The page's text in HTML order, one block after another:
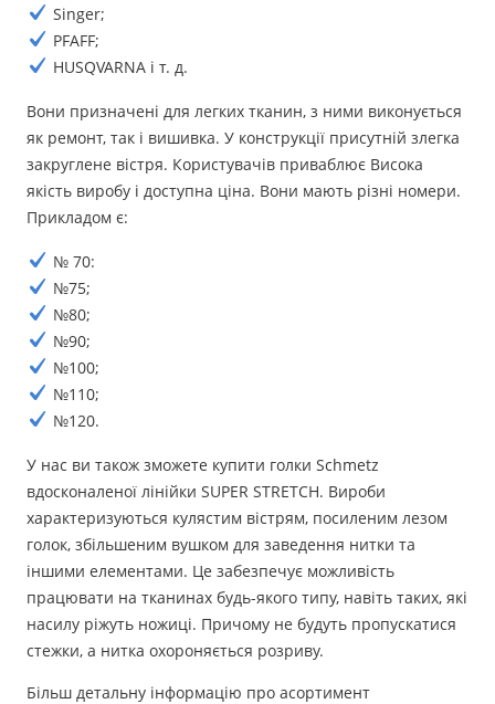
Singer;
PFAFF;
HUSQVARNA і т. д.
Вони призначені для легких тканин, з ними виконується
як ремонт, так і вишивка. У конструкції присутній злегка
закруглене вістря. Користувачів приваблює Висока
якість виробу і доступна ціна. Вони мають різні номери.
Прикладом є:
№ 70:
№75;
№80;
№90;
№100;
№110;
№120.
У нас ви також зможете купити голки Schmetz
вдосконаленої лінійки SUPER STRETCH. Вироби
характеризуються кулястим вістрям, посиленим лезом
голок, збільшеним вушком для заведення нитки та
іншими елементами. Це забезпечує можливість
працювати на тканинах будь-якого типу, навіть таких, які
насилу ріжуть ножиці. Причому не будуть пропускатися
стежки, а нитка охороняється розриву.
Більш детальну інформацію про асортимент